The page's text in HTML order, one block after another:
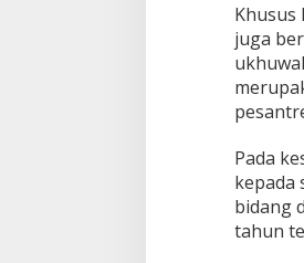
Khusus
juga
Pada
kepada
bidang
tahun